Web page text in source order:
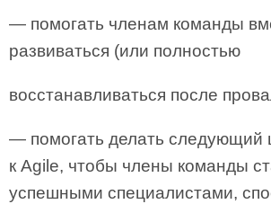
— помогать членам команды
развиваться (или полностью
восстанавливаться после
— помогать делать следующий
к Agile, чтобы члены команды
успешными специалистами,